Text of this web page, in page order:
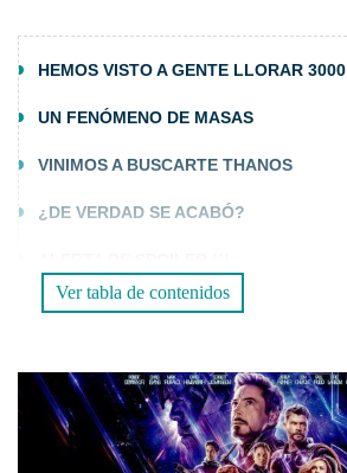
HEMOS VISTO A GENTE LLORAR
UN FENÓMENO DE MASAS
VINIMOS A BUSCARTE THANOS
¿DE VERDAD SE ACABÓ?
Ver tabla de contenidos